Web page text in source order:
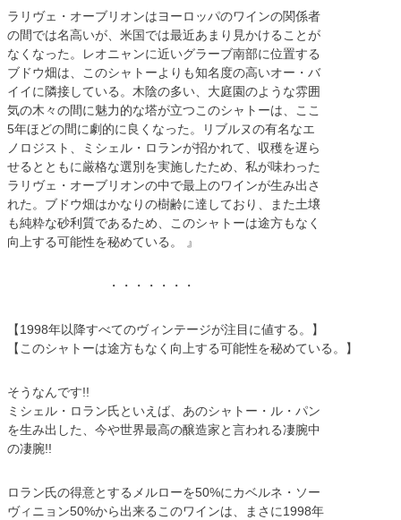
ラリヴェ・オーブリオンはヨーロッパのワインの関係者
の間では名高いが、米国では最近あまり見かけることが
なくなった。レオニャンに近いグラーブ南部に位置する
ブドウ畑は、このシャトーよりも知名度の高いオー・バ
イイに隣接している。木陰の多い、大庭園のような雰囲
気の木々の間に魅力的な塔が立つこのシャトーは、ここ
5年ほどの間に劇的に良くなった。リブルヌの有名なエ
ノロジスト、ミシェル・ロランが招かれて、収穫を遅ら
せるとともに厳格な選別を実施したため、私が味わった
ラリヴェ・オーブリオンの中で最上のワインが生み出さ
れた。ブドウ畑はかなりの樹齢に達しており、また土壌
も純粋な砂利質であるため、このシャトーは途方もなく
向上する可能性を秘めている。 』
・・・・・・・
【1998年以降すべてのヴィンテージが注目に値する。】
【このシャトーは途方もなく向上する可能性を秘めている。】
そうなんです!!
ミシェル・ロラン氏といえば、あのシャトー・ル・パン
を生み出した、今や世界最高の醸造家と言われる凄腕中
の凄腕!!
ロラン氏の得意とするメルローを50%にカベルネ・ソー
ヴィニョン50%から出来るこのワインは、まさに1998年